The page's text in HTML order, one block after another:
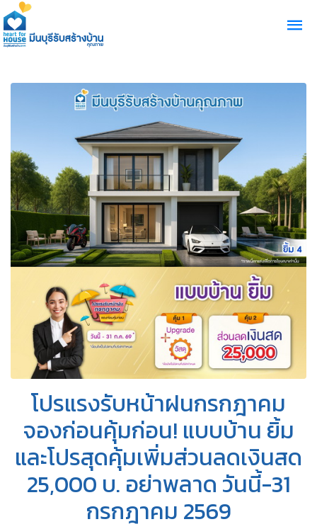
โปรแรงรับหน้าฝนกรกฎาคม
จองก่อนคุ้มก่อน! แบบบ้าน ยิ้ม
และโปรสุดคุ้มเพิ่มส่วนลดเงินสด
25,000 บ. อย่าพลาด วันนี้-31
กรกฎาคม 2569